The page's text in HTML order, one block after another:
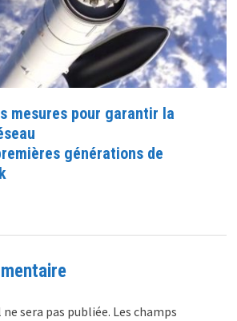
mesures pour garantir la
générations de
sera pas publiée. Les champs